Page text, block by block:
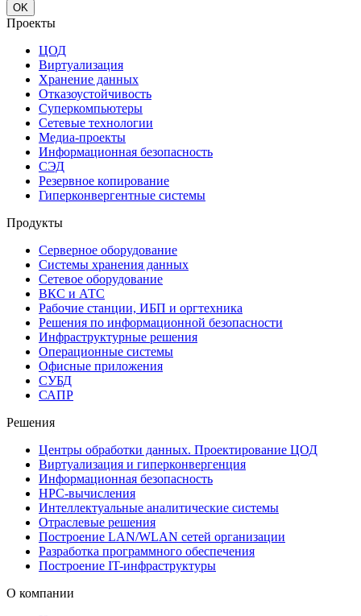
OK
Проекты
ЦОД
Виртуализация
Хранение данных
Отказоустойчивость
Суперкомпьютеры
Сетевые технологии
Медиа-проекты
Информационная безопасность
СЭД
Резервное копирование
Гиперконвергентные системы
Продукты
Серверное оборудование
Системы хранения данных
Сетевое оборудование
ВКС и АТС
Рабочие станции, ИБП и оргтехника
Решения по информационной безопасности
Инфраструктурные решения
Операционные системы
Офисные приложения
СУБД
САПР
Решения
Центры обработки данных. Проектирование ЦОД
Виртуализация и гиперконвергенция
Информационная безопасность
HPC-вычисления
Интеллектуальные аналитические системы
Отраслевые решения
Построение LAN/WLAN сетей организации
Разработка программного обеспечения
Построение IT-инфраструктуры
О компании